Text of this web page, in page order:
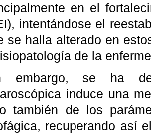
en el
intentándose el
se halla alterado en
de la
embargo, se ha
induce una
también de los
recuperando así